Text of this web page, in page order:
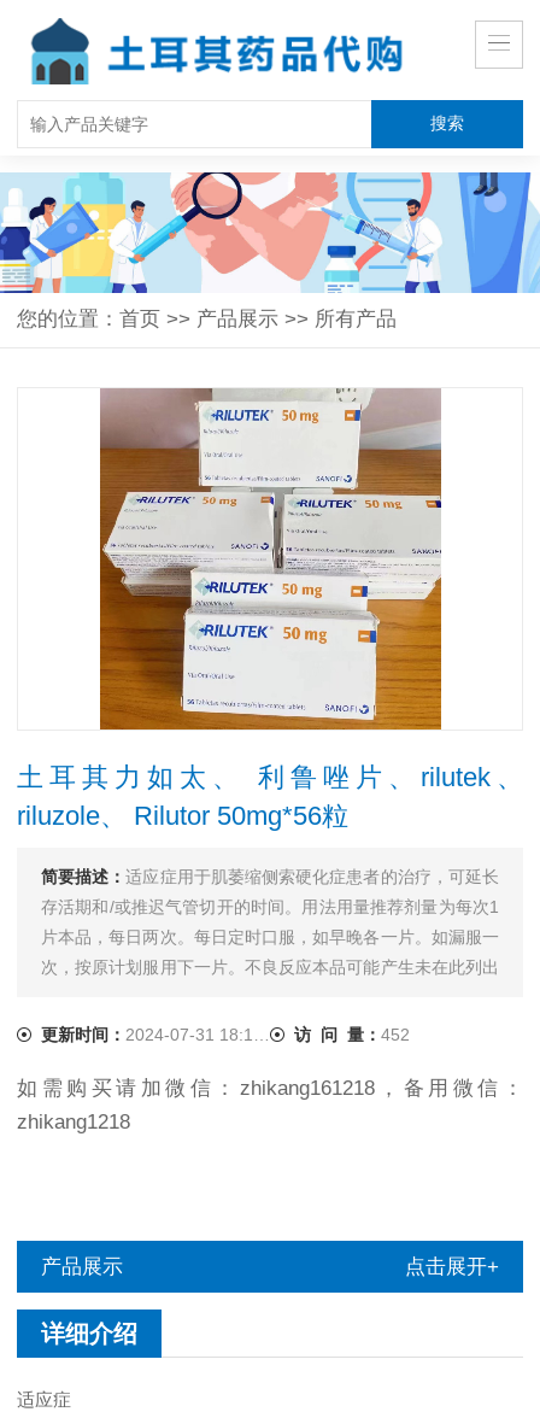
您的位置： 首页 >> 产品展示 >> 所有产品
土耳其力如太、 利鲁唑片、rilutek、
riluzole、 Rilutor 50mg*56粒
简要描述：适应症用于肌萎缩侧索硬化症患者的治疗，可延长
存活期和/或推迟气管切开的时间。用法用量推荐剂量为每次1
片本品，每日两次。每日定时口服，如早晚各一片。如漏服一
次，按原计划服用下一片。不良反应本品可能产生未在此列出
请告知您...
更新时间： 2024-07-31 18:14:51 访 问 量： 452
如需购买请加微信：zhikang161218，备用微信：
zhikang1218
产品展示 点击展开+
详细介绍
适应症